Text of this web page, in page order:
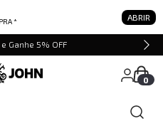
* ABRIR
Ganhe 5% OFF
0